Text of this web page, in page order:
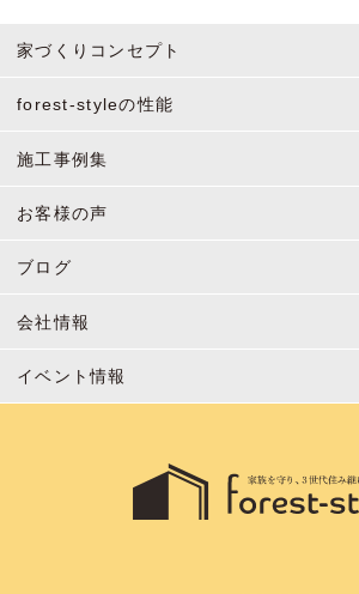
家づくりコンセプト
forest-styleの性能
施工事例集
お客様の声
ブログ
会社情報
イベント情報